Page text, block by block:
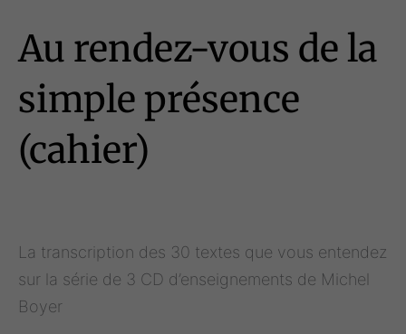
Au rendez-vous de la
simple présence
(cahier)
La transcription des 30 textes que vous entendez
sur la série de 3 CD d’enseignements de Michel
Boyer